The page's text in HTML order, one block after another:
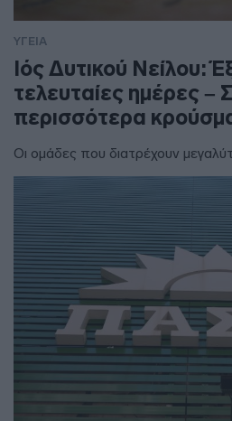
ΥΓΕΙΑ
Ιός Δυτικού Νείλου:
τελευταίες ημέρες –
περισσότερα
Οι ομάδες που διατρέχουν